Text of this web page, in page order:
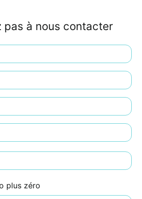
pas à nous contacter
plus zéro